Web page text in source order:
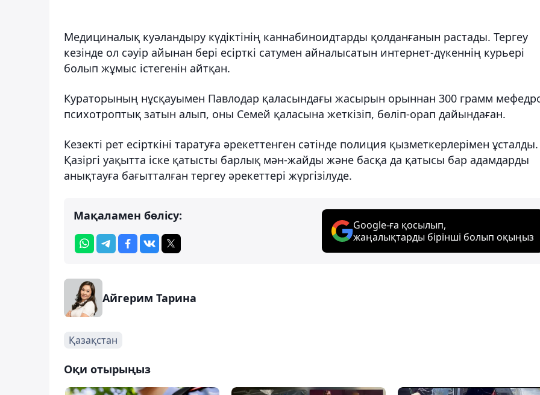
Медициналық куәландыру күдіктінің каннабиноидтарды қолданғанын растады. Тергеу
кезінде ол сәуір айынан бері есірткі сатумен айналысатын интернет-дүкеннің курьері
болып жұмыс істегенін айтқан.
Кураторының нұсқауымен Павлодар қаласындағы жасырын орыннан 300 грамм
психотроптық затын алып, оны Семей қаласына жеткізіп, бөліп-орап дайындаған.
Кезекті рет есірткіні таратуға әрекеттенген сәтінде полиция қызметкерлерімен ұсталды.
Қазіргі уақытта іске қатысты барлық мән-жайды және басқа да қатысы бар адамдарды
анықтауға бағытталған тергеу әрекеттері жүргізілуде.
Мақаламен бөлісу:
Google-ға қосылып,
жаңалықтарды бірінші болып оқыңыз
Айгерим Тарина
Қазақстан
Оқи отырыңыз